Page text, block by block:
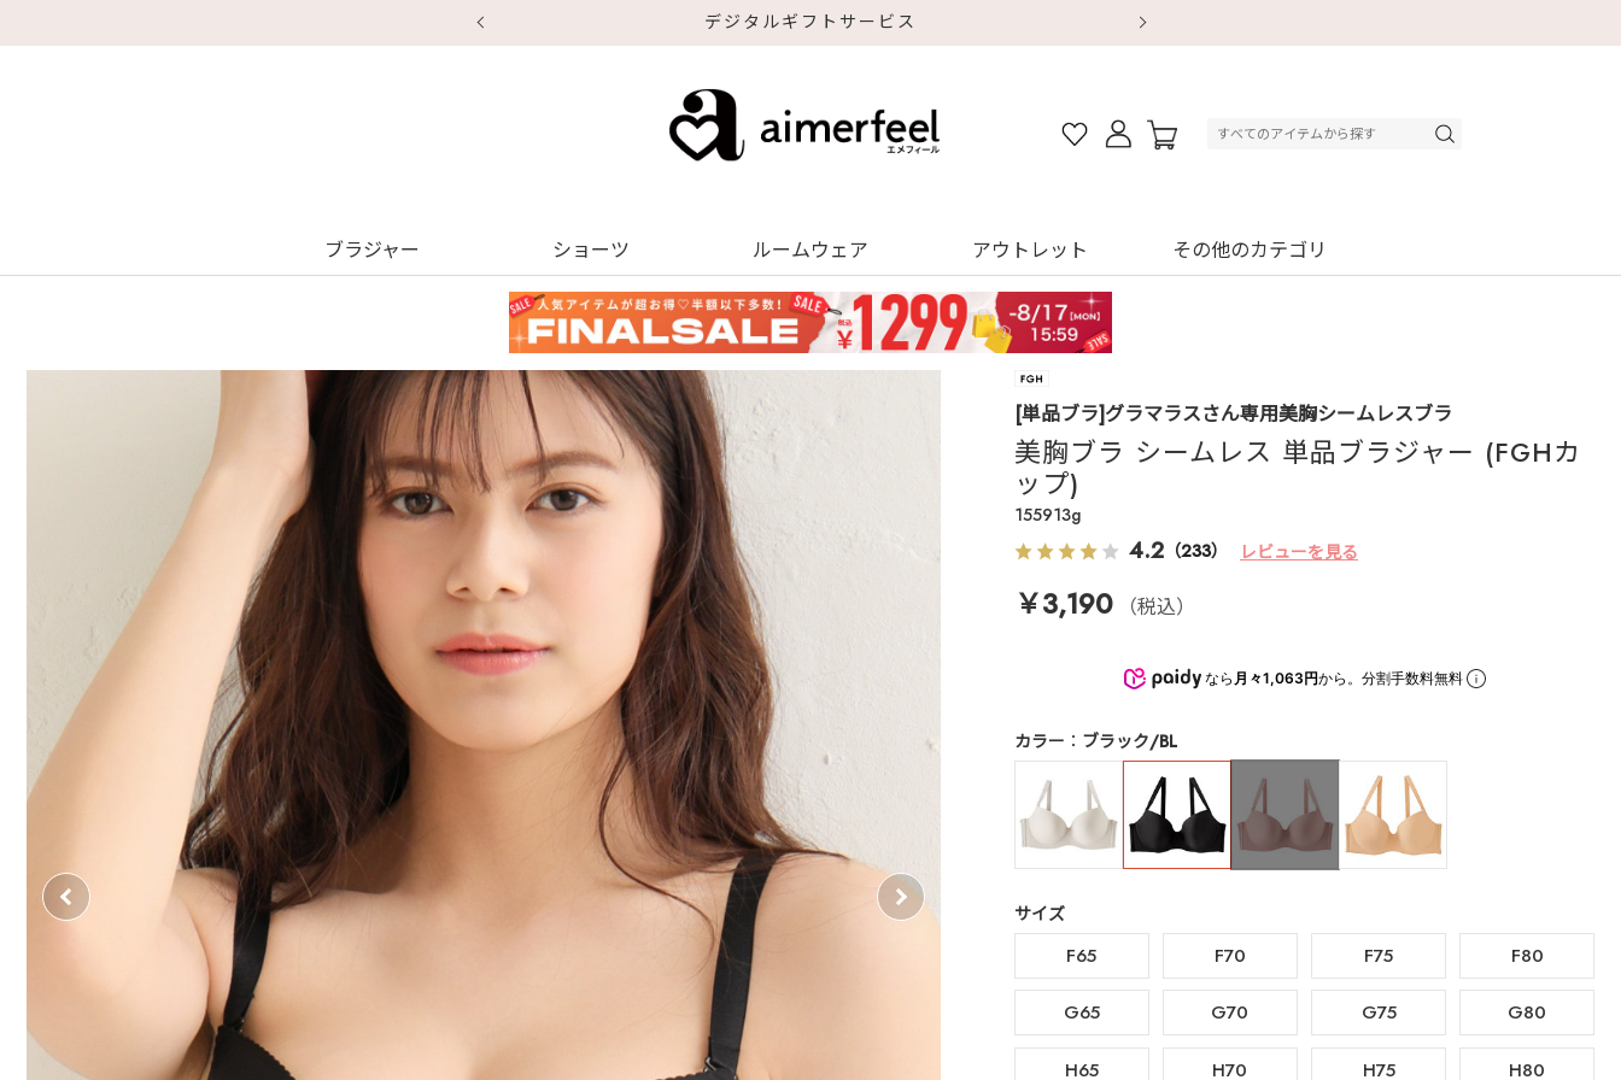
デジタルギフトサービス
ブラジャー ショーツ ルームウェア アウトレット その他のカテゴリ
[単品ブラ]グラマラスさん専用美胸シームレスブラ
美胸ブラ シームレス 単品ブラジャー (FGHカ
ップ)
155913g
4.2 （233） レビューを見る
￥3,190 （税込）
なら 月々1,063円から。分割手数料無料
カラー ブラック/BL
サイズ
F65 F70 F75 F80
G65 G70 G75 G80
H65 H70 H75 H80